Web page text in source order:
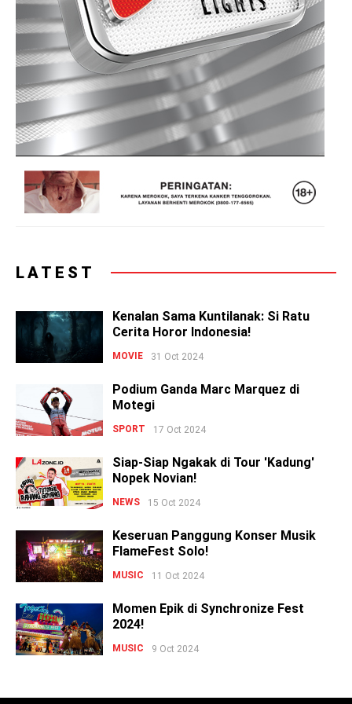
LATEST
Kenalan Sama Kuntilanak: Si Ratu
Cerita Horor Indonesia!
MOVIE 31 Oct 2024
Podium Ganda Marc Marquez di
Motegi
SPORT 17 Oct 2024
Siap-Siap Ngakak di Tour 'Kadung'
Nopek Novian!
NEWS 15 Oct 2024
Keseruan Panggung Konser Musik
FlameFest Solo!
MUSIC 11 Oct 2024
Momen Epik di Synchronize Fest
2024!
MUSIC 9 Oct 2024